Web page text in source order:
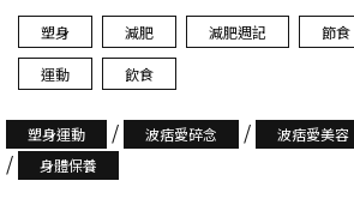
塑身 減肥 減肥週記 節食
運動 飲食
塑身運動 / 波痞愛碎念 / 波痞愛美容
/ 身體保養